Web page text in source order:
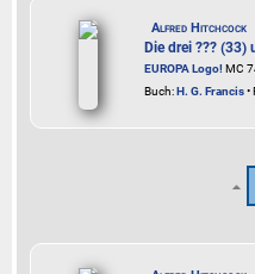
Alfred Hitchcock
Die drei ??? (33)
EUROPA Logo! MC
Buch: H. G. Francis•